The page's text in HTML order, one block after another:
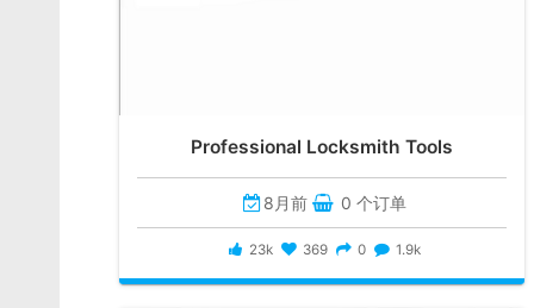
Professional Locksmith Tools
8月前 0 个订单
23k 369 0 1.9k